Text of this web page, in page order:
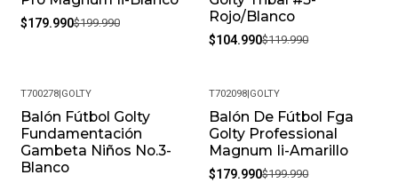
$179.990$199.990
Rojo/Blanco
$104.990$119.990
T700278| GOLTY
Balón Fútbol Golty
Fundamentación
Gambeta Niños No.3-
Blanco
-10%
T702098 GOLTY
Balón De Fútbol Fga
Golty Professional
Magnum Ii-Amarillo
$179.990$199.990